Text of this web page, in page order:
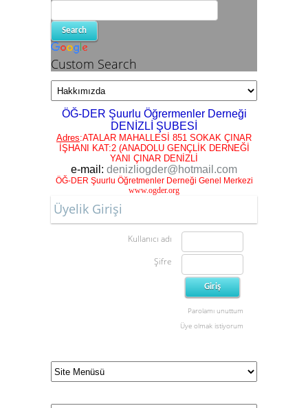
Custom Search
ÖĞ-DER Şuurlu Öğrermenler Derneği
DENİZLİ ŞUBESİ
Adres:ATALAR MAHALLESİ 851 SOKAK ÇINAR
İŞHANI KAT:2 (ANADOLU GENÇLİK DERNEĞİ
YANI ÇINAR DENİZLİ
e-mail: denizliogder@hotmail.com
ÖĞ-DER Şuurlu Öğretmenler Derneği Genel Merkezi
www.ogder.org
Üyelik Girişi
Kullanıcı adı
Şifre
Parolamı unuttum
Üye olmak istiyorum